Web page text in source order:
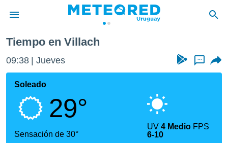
de
ha
calidad.
a este
Tiempo en Villach
09:38 Jueves ...
Soleado
29°
Sensación de 30°
UV4 Medio FPS
6-10